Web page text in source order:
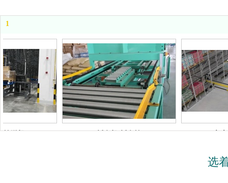
皮带机，转弯皮带机、爬坡皮
带机
1
托盘机/托盘输
立库托盘输
选